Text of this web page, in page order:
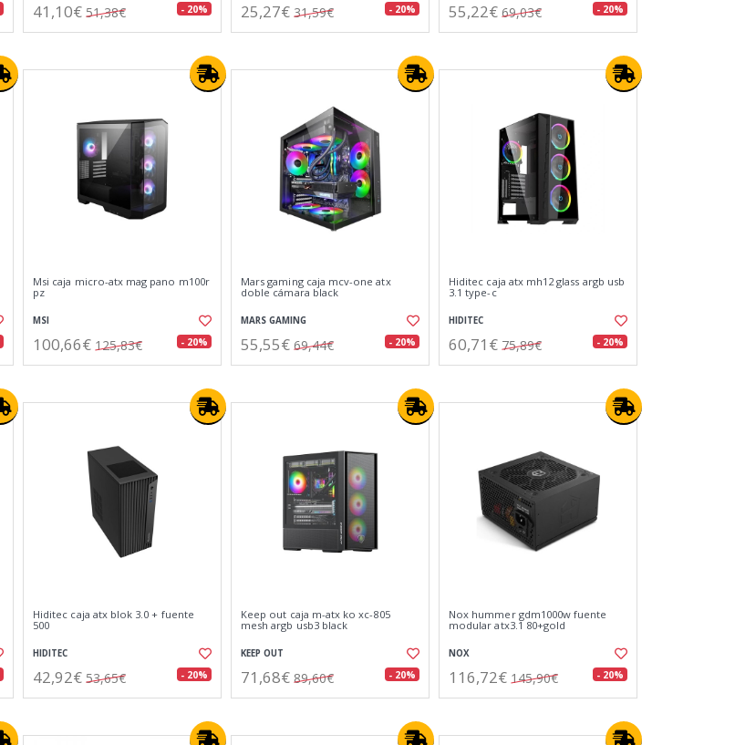
41,10€ 51,38€ - 20% 25,27€ 31,59€ - 20% 55,22€ 69,03€ - 20%
Msi caja micro-atx mag pano m100r
pz
MSI
100,66€ 125,83€ - 20%
Mars gaming caja mcv-one atx
doble cámara black
MARS GAMING
55,55€ 69,44€ - 20%
Hiditec caja atx mh12 glass argb usb
3.1 type-c
HIDITEC
60,71€ 75,89€ - 20%
Hiditec caja atx blok 3.0 + fuente
500
HIDITEC
42,92€ 53,65€ - 20%
Keep out caja m-atx ko xc-805
mesh argb usb3 black
KEEP OUT
71,68€ 89,60€ - 20%
Nox hummer gdm1000w fuente
modular atx3.1 80+gold
NOX
116,72€ 145,90€ - 20%